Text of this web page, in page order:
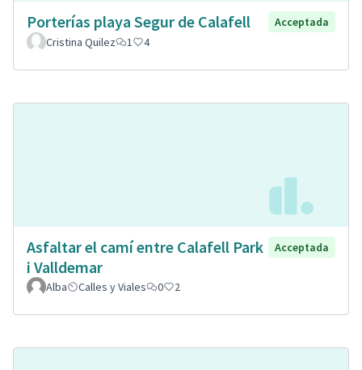
Porterías playa Segur de Calafell
Acceptada
Cristina Quilez
1 4
Asfaltar el camí entre Calafell Park
i Valldemar
Acceptada
Alba Calles y Viales 0 2